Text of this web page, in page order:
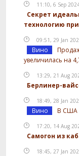
11:10, 6 Sep
Секрет
технологию
09:51, 29 Jan
Вино
увеличилась на
13:29, 21 Aug
Берлинер-
18:49, 28 Jan
Вино В США
17:20, 14 Aug
Самогон из
18:45, 27 Jan